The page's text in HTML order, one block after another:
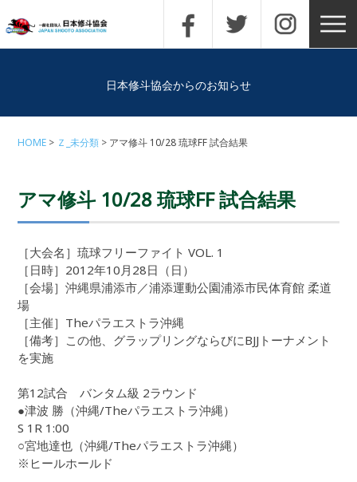
日本修斗協会からのお知らせ
HOME Ｚ_未分類 アマ修斗 10/28 琉球FF 試合結果
アマ修斗 10/28 琉球FF 試合結果
［大会名］琉球フリーファイト VOL. 1
［日時］2012年10月28日（日）
［会場］沖縄県浦添市／浦添運動公園浦添市民体育館 柔道
場
［主催］Theパラエストラ沖縄
［備考］この他、グラップリングならびにBJJトーナメント
を実施
第12試合 バンタム級 2ラウンド
●津波 勝（沖縄/Theパラエストラ沖縄）
S 1R 1:00
○宮地達也（沖縄/Theパラエストラ沖縄）
※ヒールホールド